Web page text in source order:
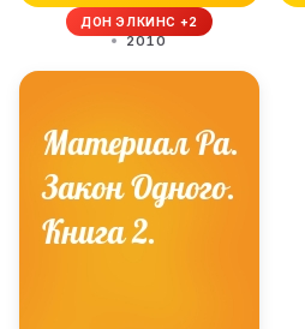
ДОН ЭЛКИНС +2
2010